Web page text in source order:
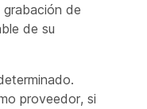
de
de su
proveedor, si